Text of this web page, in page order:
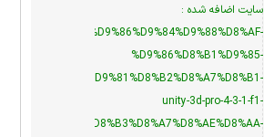
سایت اضافه شده :
%D9%86%D8%B1%D9%85-
%D8%A7%D9%81%D8%B2%D8%A7%D8%B1-
unity-3d-pro-4-3-1-f1-
%D8%B3%D8%A7%D8%AE%D8%AA-